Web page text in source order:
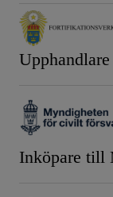
Inköpare till